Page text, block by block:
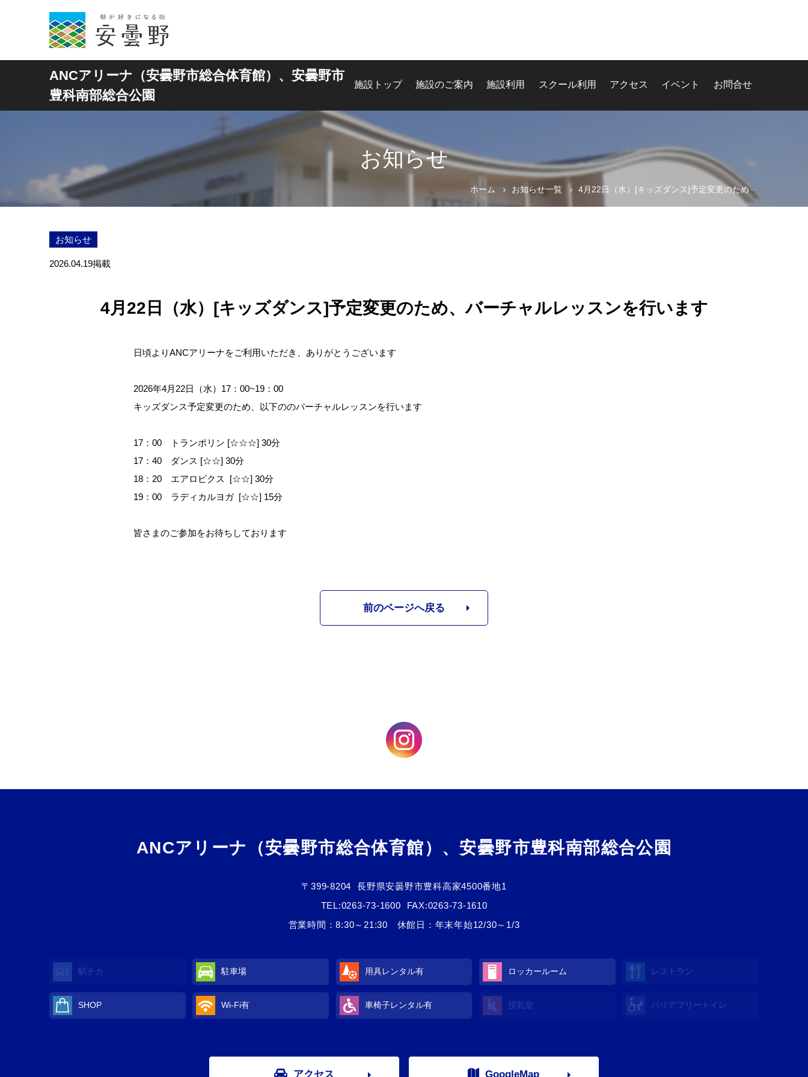
ANCアリーナ（安曇野市総合体育館）、安曇野市
豊科南部総合公園
施設トップ 施設のご案内 施設利用 スクール利用 アクセス イベント お問合せ
お知らせ
ホーム お知らせ一覧 4月22日（水）[キッズダンス]予定変更のため、バーチャルレッスンを行います
お知らせ
2026.04.19掲載
4月22日（水）[キッズダンス]予定変更のため、バーチャルレッスンを行います
日頃よりANCアリーナをご利用いただき、ありがとうございます
2026年4月22日（水）17：00~19：00
キッズダンス予定変更のため、以下ののバーチャルレッスンを行います
17：00 トランポリン [☆☆☆] 30分
17：40 ダンス [☆☆] 30分
18：20 エアロビクス [☆☆] 30分
19：00 ラディカルヨガ [☆☆] 15分
皆さまのご参加をお待ちしております
前のページへ戻る
ANCアリーナ（安曇野市総合体育館）、安曇野市豊科南部総合公園
〒399-8204
長野県安曇野市豊科高家4500番地1
TEL:0263-73-1600
FAX:0263-73-1610
営業時間：8:30～21:30 休館日：年末年始12/30～1/3
駅チカ 駐車場 用具レンタル有 ロッカールーム レストラン
SHOP Wi-Fi有 車椅子レンタル有 授乳室 バリアフリートイレ
アクセス GoogleMap